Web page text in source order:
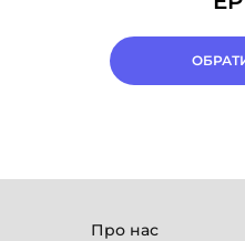
Про нас